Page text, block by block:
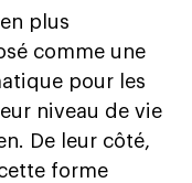
plus
comme une
pour les
niveau de vie
De leur côté,
forme